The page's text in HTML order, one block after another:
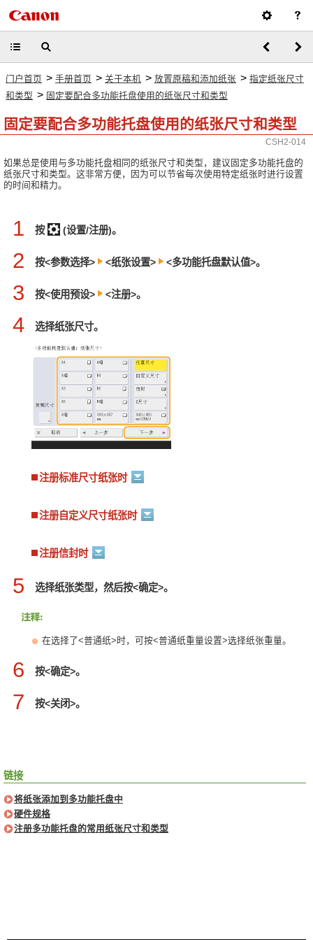
门户首页 > 手册首页 > 关于本机 > 放置原稿和添加纸张 > 指定纸张尺寸
和类型 > 固定要配合多功能托盘使用的纸张尺寸和类型
固定要配合多功能托盘使用的纸张尺寸和类型
CSH2-014
如果总是使用与多功能托盘相同的纸张尺寸和类型，建议固定多功能托盘的
纸张尺寸和类型。这非常方便，因为可以节省每次使用特定纸张时进行设置
的时间和精力。
1 按 (设置/注册)。
2 按<参数选择> <纸张设置> <多功能托盘默认值>。
3 按<使用预设> <注册>。
4 选择纸张尺寸。
注册标准尺寸纸张时
注册自定义尺寸纸张时
注册信封时
5 选择纸张类型，然后按<确定>。
在选择了<普通纸>时，可按<普通纸重量设置>选择纸张重量。
6 按<确定>。
7 按<关闭>。
链接
将纸张添加到多功能托盘中
硬件规格
注册多功能托盘的常用纸张尺寸和类型